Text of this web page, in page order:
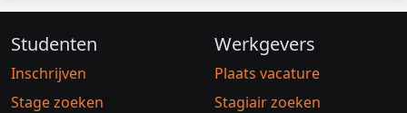
Studenten
Inschrijven
Stage zoeken
Werkgevers
Plaats vacature
Stagiair zoeken